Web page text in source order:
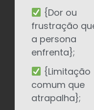
{Dor ou
frustração
a persona
enfrenta};
{Limitação
comum que
atrapalha};